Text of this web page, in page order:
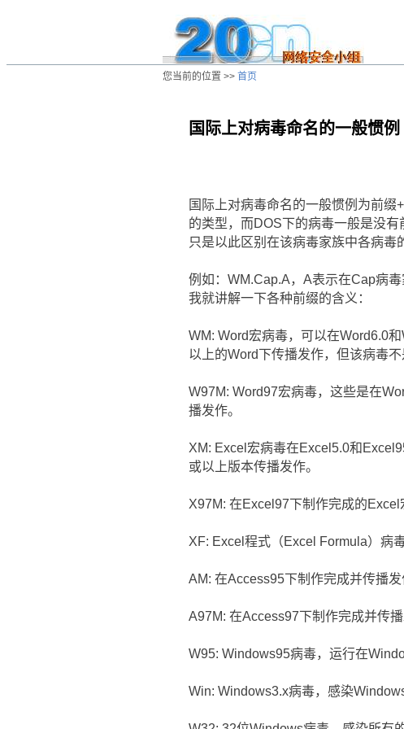
您当前的位置 >> 首页
国际上对病毒命名的一般惯例
国际上对病毒命名的一般惯例为前
的类型，而DOS下的病毒一般是没
只是以此区别在该病毒家族中各病
例如：WM.Cap.A，A表示在Cap病
我就讲解一下各种前缀的含义：
WM: Word宏病毒，可以在Word6.0
以上的Word下传播发作，但该病毒不
W97M: Word97宏病毒，这些是在
播发作。
XM: Excel宏病毒在Excel5.0和
或以上版本传播发作。
X97M: 在Excel97下制作完成的
XF: Excel程式（Excel Formula）病
AM: 在Access95下制作完成并传播发
A97M: 在Access97下制作完成并传
W95: Windows95病毒，运行在
Win: Windows3.x病毒，感染